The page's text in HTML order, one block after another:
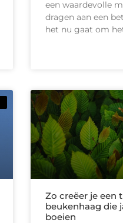
een waardevolle
dragen aan een
het nu gaat om
Zo creëer je een
beukenhaag die
boeien